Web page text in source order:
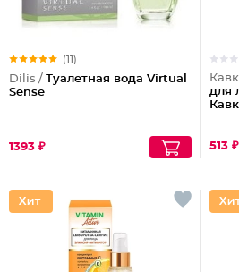
(11)
Dilis / Туалетная вода Virtual
Sense
1393 ₽
для
513 ₽